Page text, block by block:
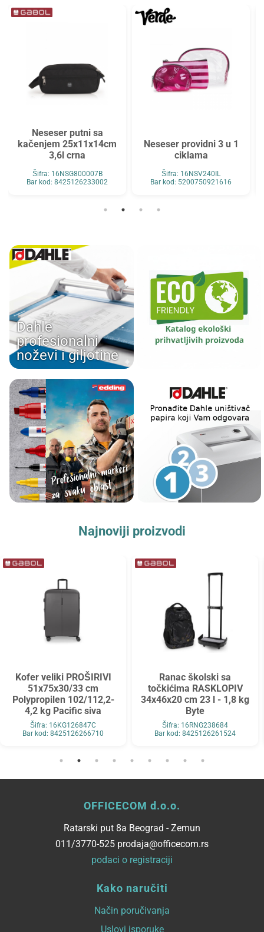
Neseser putni sa
kačenjem 25x11x14cm
3,6l crna
Šifra: 16NSG800007B
Bar kod: 8425126233002
Neseser providni 3 u 1
ciklama
Šifra: 16NSV240IL
Bar kod: 5200750921616
Dahle
profesionalni
noževi i giljotine
Najnoviji proizvodi
Kofer veliki PROŠIRIVI
51x75x30/33 cm
Polypropilen 102/112,2-
4,2 kg Pacific siva
Šifra: 16KG126847C
Bar kod: 8425126266710
Ranac školski sa
točkićima RASKLOPIV
34x46x20 cm 23 l - 1,8 kg
Byte
Šifra: 16RNG238684
Bar kod: 8425126261524
OFFICECOM d.o.o.
Ratarski put 8a Beograd - Zemun
011/3770-525 prodaja@officecom.rs
podaci o registraciji
Kako naručiti
Način poručivanja
Uslovi isporuke